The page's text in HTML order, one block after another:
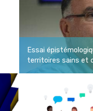
Essai
territoires sains et